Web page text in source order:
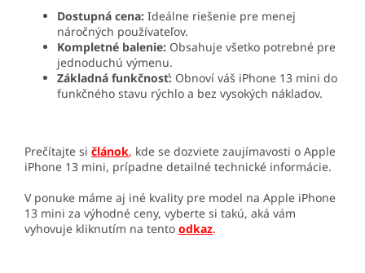
Dostupná cena: Ideálne riešenie pre menej
náročných používateľov.
Kompletné balenie: Obsahuje všetko potrebné pre
jednoduchú výmenu.
Základná funkčnosť: Obnoví váš iPhone 13 mini do
funkčného stavu rýchlo a bez vysokých nákladov.
Prečítajte si článok, kde se dozviete zaujímavosti o Apple
iPhone 13 mini, prípadne detailné technické informácie.
V ponuke máme aj iné kvality pre model na Apple iPhone
13 mini za výhodné ceny, vyberte si takú, aká vám
vyhovuje kliknutím na tento odkaz.